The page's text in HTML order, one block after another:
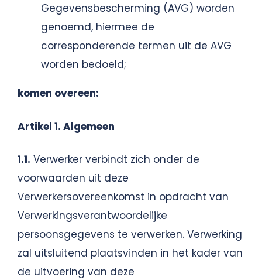
Gegevensbescherming (AVG) worden
genoemd, hiermee de
corresponderende termen uit de AVG
worden bedoeld;
komen overeen:
Artikel 1. Algemeen
1.1. Verwerker verbindt zich onder de
voorwaarden uit deze
Verwerkersovereenkomst in opdracht van
Verwerkingsverantwoordelijke
persoonsgegevens te verwerken. Verwerking
zal uitsluitend plaatsvinden in het kader van
de uitvoering van deze